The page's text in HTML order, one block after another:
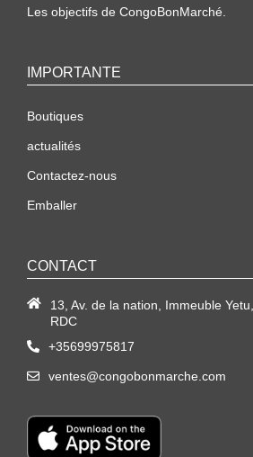
Les objectifs de CongoBonMarché.
IMPORTANTE
Boutiques
actualités
Contactez-nous
Emballer
CONTACT
13, Av. de la nation, Immeuble
RDC
+35699975817
ventes@congobonmarche.com